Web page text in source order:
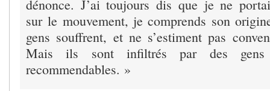
dénonce. J’ai toujours dis que je ne
sur le mouvement, je comprends son
gens souffrent, et ne s’estiment pas
Mais ils sont infiltrés par des
recommendables. »